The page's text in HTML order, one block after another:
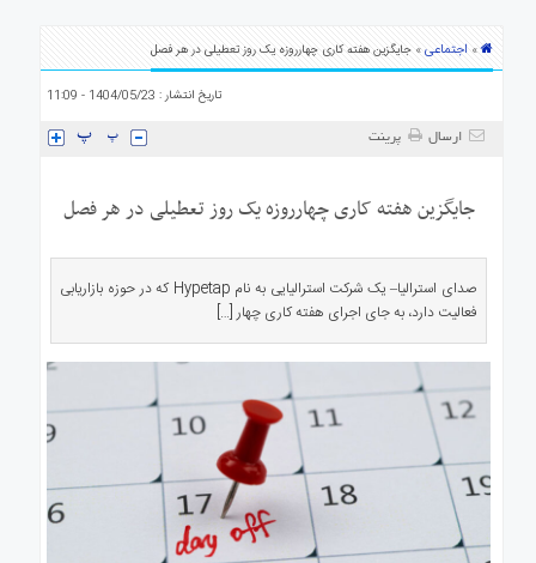
استرالیا
درباره
ارتباط
» اجتماعی» جایگزین هفته کاری چهارروزه یک روز تعطیلی در هر فصل
تاریخ انتشار : 1404/05/23 - 11:09
ارسال پرینت
جایگزین هفته کاری چهارروزه یک روز تعطیلی در هر فصل
صدای استرالیا– یک شرکت استرالیایی به نام Hypetap که در حوزه بازاریابی
فعالیت دارد، به جای اجرای هفته کاری چهار […]